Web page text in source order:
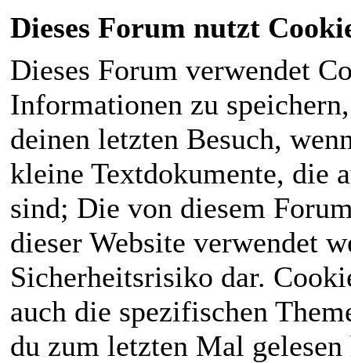
Dieses Forum nutzt
Dieses Forum verwendet
Informationen zu
deinen letzten Besuch,
kleine Textdokumente, die
sind; Die von diesem
dieser Website verwendet
Sicherheitsrisiko dar.
auch die spezifischen
du zum letzten Mal